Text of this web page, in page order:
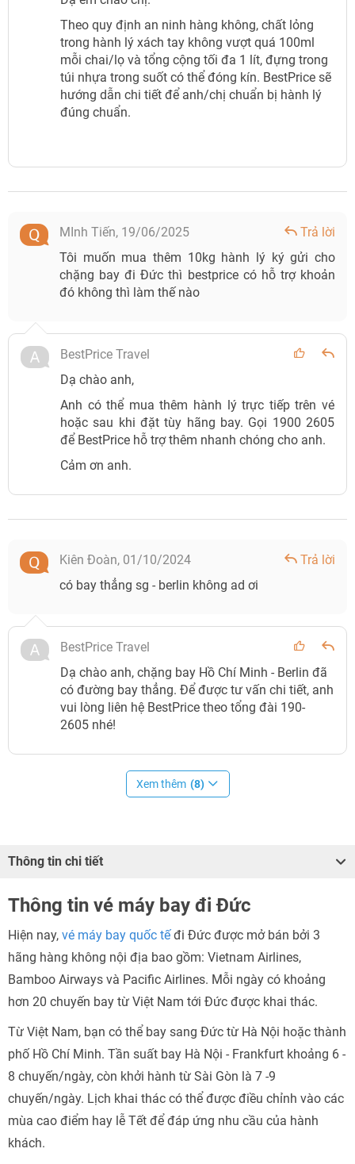
Theo quy định an ninh hàng không, chất lỏng
trong hành lý xách tay không vượt quá 100ml
mỗi chai/lọ và tổng cộng tối đa 1 lít, đựng trong
túi nhựa trong suốt có thể đóng kín. BestPrice sẽ
hướng dẫn chi tiết để anh/chị chuẩn bị hành lý
đúng chuẩn.
MInh Tiến, 19/06/2025
Trả lời
Tôi muốn mua thêm 10kg hành lý ký gửi cho
chặng bay đi Đức thì bestprice có hỗ trợ khoản
đó không thì làm thế nào
BestPrice Travel
Dạ chào anh,
Anh có thể mua thêm hành lý trực tiếp trên vé
hoặc sau khi đặt tùy hãng bay. Gọi 1900 2605
để BestPrice hỗ trợ thêm nhanh chóng cho anh.
Cảm ơn anh.
Kiên Đoàn, 01/10/2024
Trả lời
có bay thẳng sg - berlin không ad ơi
BestPrice Travel
Dạ chào anh, chặng bay Hồ Chí Minh - Berlin đã
có đường bay thẳng. Để được tư vấn chi tiết, anh
vui lòng liên hệ BestPrice theo tổng đài 190-
2605 nhé!
Xem thêm (8)
Thông tin chi tiết
Thông tin vé máy bay đi Đức
Hiện nay, vé máy bay quốc tếđi Đức được mở bán bởi 3
hãng hàng không nội địa bao gồm: Vietnam Airlines,
Bamboo Airways và Pacific Airlines. Mỗi ngày có khoảng
hơn 20 chuyến bay từ Việt Nam tới Đức được khai thác.
Từ Việt Nam, bạn có thể bay sang Đức từ Hà Nội hoặc thành
phố Hồ Chí Minh. Tần suất bay Hà Nội - Frankfurt khoảng 6 -
8 chuyến/ngày, còn khởi hành từ Sài Gòn là 7 -9
chuyến/ngày. Lịch khai thác có thể được điều chỉnh vào các
mùa cao điểm hay lễ Tết để đáp ứng nhu cầu của hành
khách.